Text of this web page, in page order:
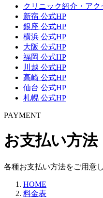
クリニック紹介・アク
新宿 公式HP
銀座 公式HP
横浜 公式HP
大阪 公式HP
福岡 公式HP
川越 公式HP
高崎 公式HP
仙台 公式HP
札幌 公式HP
PAYMENT
お支払い方法
各種お支払い方法をご用意
HOME
料金表